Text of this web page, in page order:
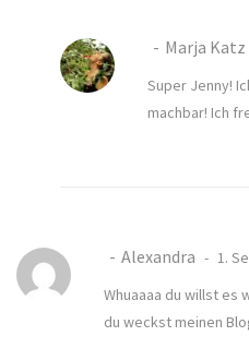
Marja Katz
Super Jenny!
machbar! Ich
Alexandra 1.
Whuaaaa du willst es
du weckst meinen